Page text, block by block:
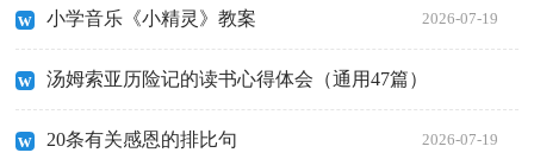
小学音乐《小精灵》教案 2026-07-19
汤姆索亚历险记的读书心得体会（通用47篇）
2026-07-19
20条有关感恩的排比句 2026-07-19